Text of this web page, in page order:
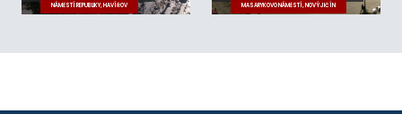
NÁMĚSTÍ REPUBLIKY, HAVÍŘOV MASARYKOVO NÁMĚSTÍ, NOVÝ JIČÍN